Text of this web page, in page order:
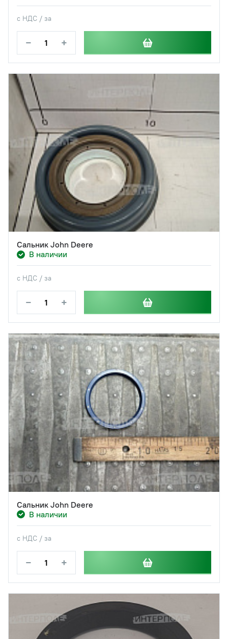
с НДС / за
− +
Сальник John Deere
В наличии
с НДС / за
− +
Сальник John Deere
В наличии
с НДС / за
− +